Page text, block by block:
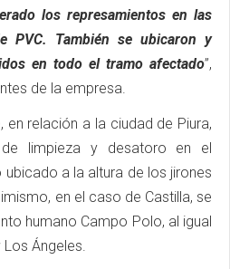
los represamientos en las
PVC. También se ubicaron y
en todo el tramo afectado”,
de la empresa.
en relación a la ciudad de Piura,
limpieza y desatoro en el
a la altura de los jirones
en el caso de Castilla, se
humano Campo Polo, al igual
Ángeles.